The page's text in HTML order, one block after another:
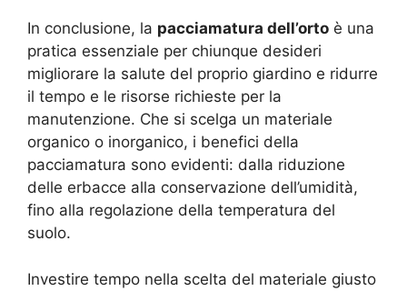
In conclusione, la pacciamatura dell’orto è una
pratica essenziale per chiunque desideri
migliorare la salute del proprio giardino e ridurre
il tempo e le risorse richieste per la
manutenzione. Che si scelga un materiale
organico o inorganico, i benefici della
pacciamatura sono evidenti: dalla riduzione
delle erbacce alla conservazione dell’umidità,
fino alla regolazione della temperatura del
suolo.
Investire tempo nella scelta del materiale giusto